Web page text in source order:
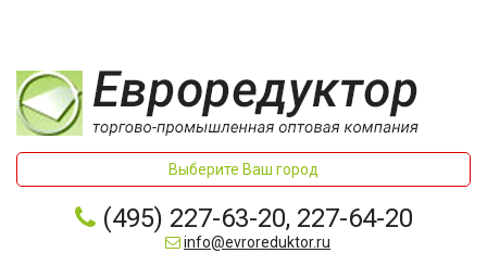
Выберите Ваш город
(495) 227-63-20, 227-64-20
info@evroreduktor.ru